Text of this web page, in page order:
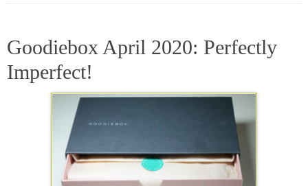
Goodiebox April 2020: Perfectly
Imperfect!